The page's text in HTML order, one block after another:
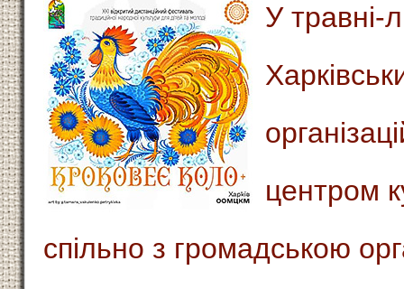
У травні-
центром
спільно з громадською